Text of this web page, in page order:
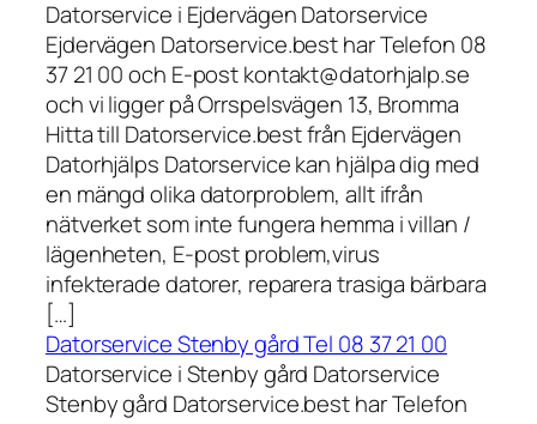
Datorservice i Ejdervägen Datorservice
Ejdervägen Datorservice.best har Telefon 08
37 21 00 och E-post kontakt@datorhjalp.se
och vi ligger på Orrspelsvägen 13, Bromma
Hitta till Datorservice.best från Ejdervägen
Datorhjälps Datorservice kan hjälpa dig med
en mängd olika datorproblem, allt ifrån
nätverket som inte fungera hemma i villan /
lägenheten, E-post problem,virus
infekterade datorer, reparera trasiga bärbara
[…]
Datorservice Stenby gård Tel 08 37 21 00
Datorservice i Stenby gård Datorservice
Stenby gård Datorservice.best har Telefon